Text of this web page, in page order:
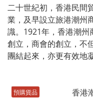
二十世紀初，香港民間
業，及早設立旅港潮州
識。1921年，香港潮
創立，商會的創立，不
團結起來，亦更有效地
預購貨品